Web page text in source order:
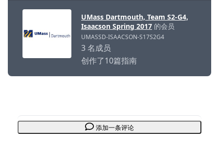
UMass Dartmouth, Team S2-G4,
Isaacson Spring 2017 的会员
UMASSD-ISAACSON-S17S2G4
3 名成员
创作了10篇指南
添加一条评论